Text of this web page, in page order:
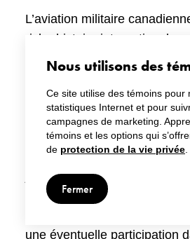
Nous utilisons des
Ce site utilise des témoins pour
statistiques Internet et pour
campagnes de marketing.
témoins et les options qui
de protection de la vie privée
Fermer
L’aviation militaire
riche histoire internationale:
civiles, missions
s’avère pas pacifique. Dans
la puissance aérienne du
participé deux fois à des
années 1990, a un rôle
jouer pour contribuer au
internationale et défendre les
une éventuelle participation